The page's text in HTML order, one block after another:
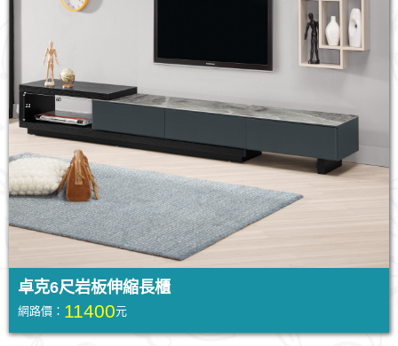
卓克6尺岩板伸縮長櫃
網路價： 11400元